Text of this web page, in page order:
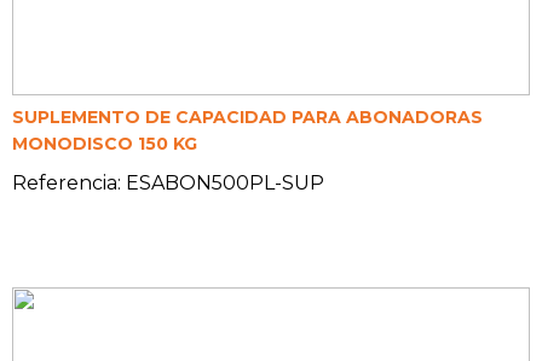
SUPLEMENTO DE CAPACIDAD PARA ABONADORAS
MONODISCO 150 KG
Referencia: ESABON500PL-SUP